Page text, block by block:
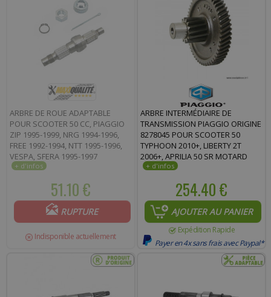
ARBRE DE ROUE ADAPTABLE
POUR SCOOTER 50 CC, PIAGGIO
ZIP 1995-1999, NRG 1994-1996,
FREE 1992-1994, NTT 1995-1996,
VESPA, SFERA 1995-1997
51.10 €
RUPTURE
Indisponible actuellement
ARBRE INTERMÉDIAIRE DE
TRANSMISSION PIAGGIO ORIGINE
8278045 POUR SCOOTER 50
TYPHOON 2010+, LIBERTY 2T
2006+, APRILIA 50 SR MOTARD
2010+, SPORT CITY-ONE 2008+,
254.40 €
AJOUTER AU PANIER
Expédition Rapide
Payer en 4x sans frais avec Paypal*